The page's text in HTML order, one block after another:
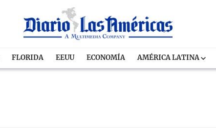
FLORIDA EEUU ECONOMÍA AMÉRICA LATINA